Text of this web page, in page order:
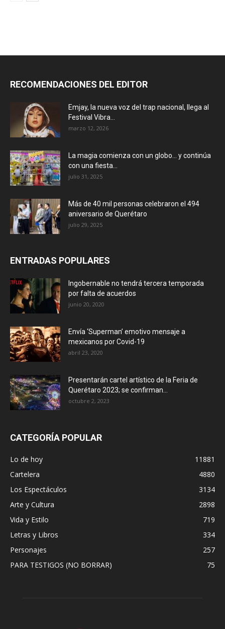
RECOMENDACIONES DEL EDITOR
Emjay, la nueva voz del trap nacional, llega al
Festival Vibra...
marzo 12, 2026
La magia comienza con un globo… y continúa
con una fiesta...
julio 31, 2025
Más de 40 mil personas celebraron el 494
aniversario de Querétaro
julio 29, 2025
ENTRADAS POPULARES
Ingobernable no tendrá tercera temporada
por falta de acuerdos
junio 20, 2020
Envía ‘Superman’ emotivo mensaje a
mexicanos por Covid-19
abril 23, 2020
Presentarán cartel artístico de la Feria de
Querétaro 2023; se confirman...
octubre 2, 2023
CATEGORÍA POPULAR
Lo de hoy
11881
Cartelera
4880
Los Espectáculos
3134
Arte y Cultura
2898
Vida y Estilo
719
Letras y Libros
334
Personajes
257
PARA TESTIGOS (NO BORRAR)
75